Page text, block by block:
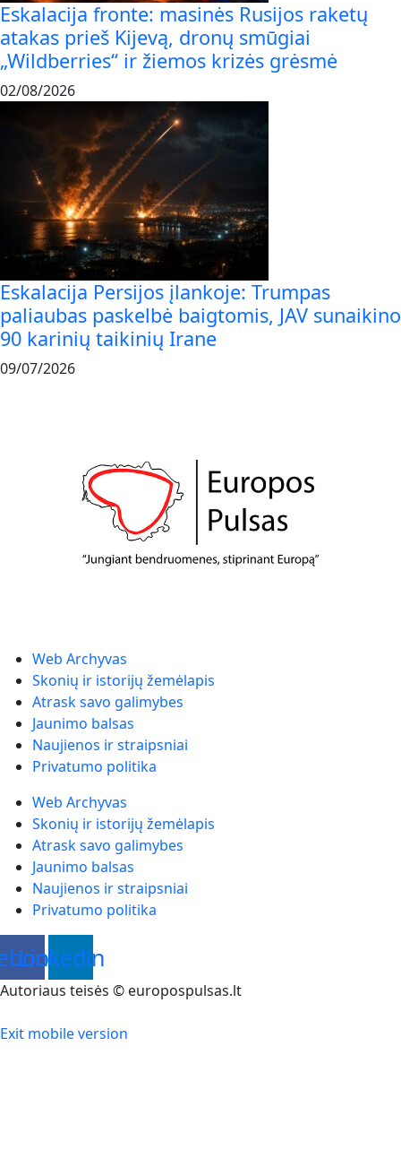
Eskalacija fronte: masinės Rusijos raketų
atakas prieš Kijevą, dronų smūgiai
„Wildberries“ ir žiemos krizės grėsmė
02/08/2026
Eskalacija Persijos įlankoje: Trumpas
paliaubas paskelbė baigtomis, JAV sunaikino
90 karinių taikinių Irane
09/07/2026
Web Archyvas
Skonių ir istorijų žemėlapis
Atrask savo galimybes
Jaunimo balsas
Naujienos ir straipsniai
Privatumo politika
Web Archyvas
Skonių ir istorijų žemėlapis
Atrask savo galimybes
Jaunimo balsas
Naujienos ir straipsniai
Privatumo politika
Linkedin
Autoriaus teisės © europospulsas.lt
Exit mobile version